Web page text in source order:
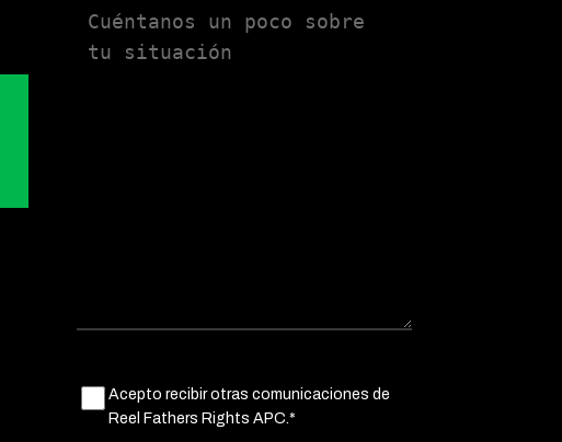
Untitled
Untitled(Obligatorio)
Acepto recibir otras comunicaciones de
Reel Fathers Rights APC.*